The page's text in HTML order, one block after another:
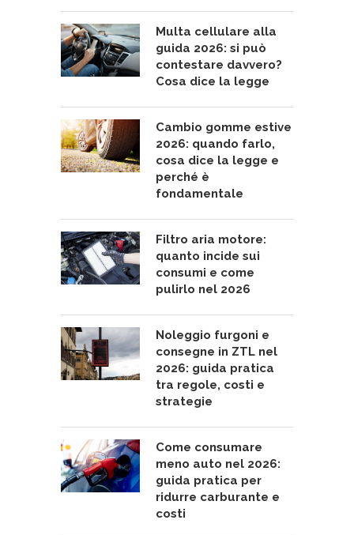
Multa cellulare alla
guida 2026: si può
contestare davvero?
Cosa dice la legge
Cambio gomme estive
2026: quando farlo,
cosa dice la legge e
perché è
fondamentale
Filtro aria motore:
quanto incide sui
consumi e come
pulirlo nel 2026
Noleggio furgoni e
consegne in ZTL nel
2026: guida pratica
tra regole, costi e
strategie
Come consumare
meno auto nel 2026:
guida pratica per
ridurre carburante e
costi